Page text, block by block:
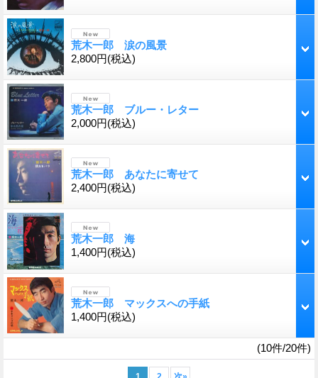
荒木一郎 涙の風景
2,800円(税込)
荒木一郎 ブルー・レター
2,000円(税込)
荒木一郎 あなたに寄せて
2,400円(税込)
荒木一郎 海
1,400円(税込)
荒木一郎 マックスへの手紙
1,400円(税込)
(10件/20件)